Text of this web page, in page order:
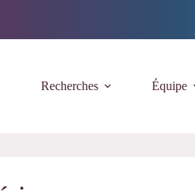
Recherches Équipe